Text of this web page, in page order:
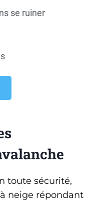
se ruiner
toute sécurité,
neige répondant